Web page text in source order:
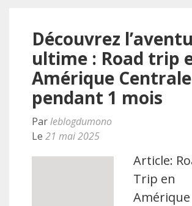
Découvrez
ultime : Road trip
Amérique Centrale
pendant 1 mois
Parleblogdumono
Le 21 mai 2025
Article:
Trip en
Amérique